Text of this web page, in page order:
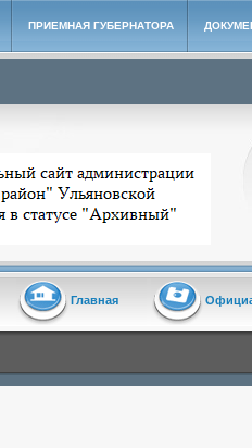
ПРИЕМНАЯ ГУБЕРНАТОРА
МО "Карсунский район"
Главная